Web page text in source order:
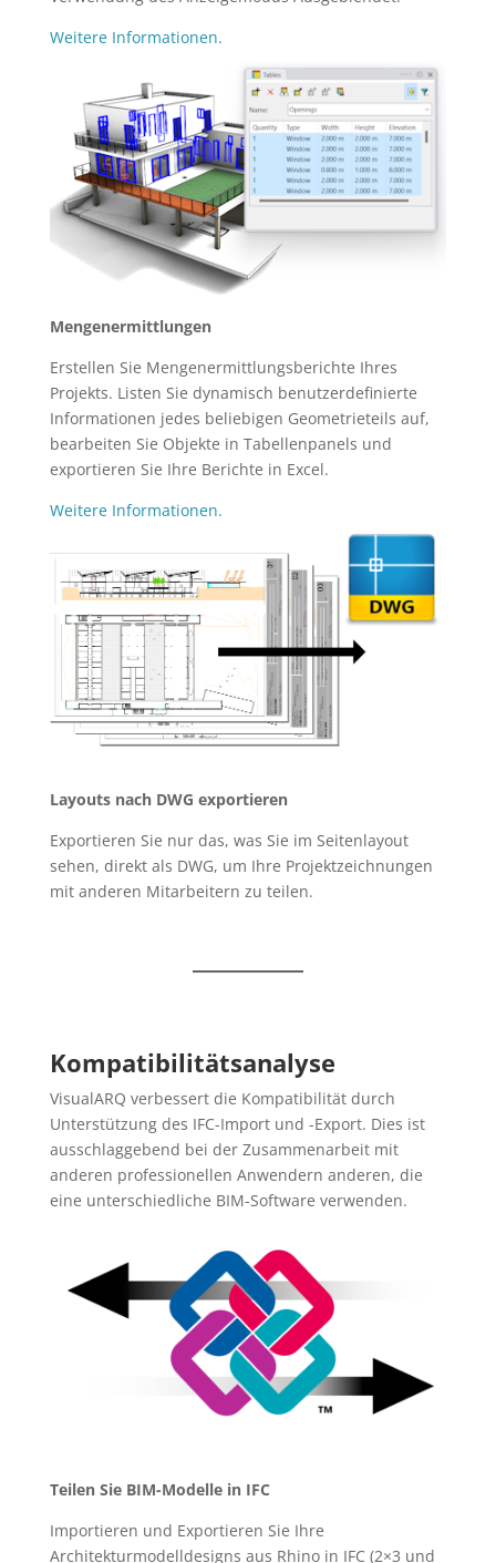
Weitere Informationen.
Mengenermittlungen
Erstellen Sie Mengenermittlungsberichte Ihres
Projekts. Listen Sie dynamisch benutzerdefinierte
Informationen jedes beliebigen Geometrieteils auf,
bearbeiten Sie Objekte in Tabellenpanels und
exportieren Sie Ihre Berichte in Excel.
Weitere Informationen.
Layouts nach DWG exportieren
Exportieren Sie nur das, was Sie im Seitenlayout
sehen, direkt als DWG, um Ihre Projektzeichnungen
mit anderen Mitarbeitern zu teilen.
Kompatibilitätsanalyse
VisualARQ verbessert die Kompatibilität durch
Unterstützung des IFC-Import und -Export. Dies ist
ausschlaggebend bei der Zusammenarbeit mit
anderen professionellen Anwendern anderen, die
eine unterschiedliche BIM-Software verwenden.
Teilen Sie BIM-Modelle in IFC
Importieren und Exportieren Sie Ihre
Architekturmodelldesigns aus Rhino in IFC (2×3 und